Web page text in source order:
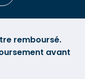
remboursé.
avant